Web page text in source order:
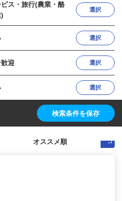
ス・旅行(農業・酪
選択
選択
迎 選択
選択
検索条件を保存